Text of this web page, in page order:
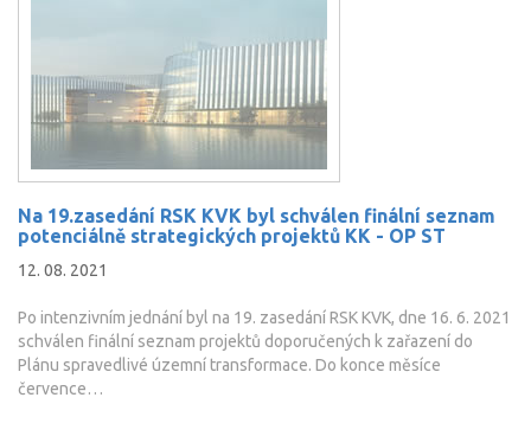
Na 19.zasedání RSK KVK byl schválen finální seznam
potenciálně strategických projektů KK - OP ST
12. 08. 2021
Po intenzivním jednání byl na 19. zasedání RSK KVK, dne 16. 6. 2021
schválen finální seznam projektů doporučených k zařazení do
Plánu spravedlivé územní transformace. Do konce měsíce
července…